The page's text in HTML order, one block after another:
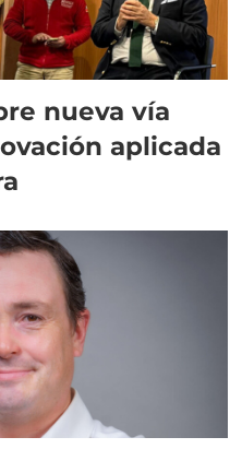
nueva vía
aplicada